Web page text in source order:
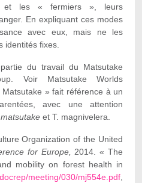
et les « fermiers », leurs
En expliquant ces modes
avec eux, mais ne les
identités fixes.
du travail du Matsutake
Voir Matsutake Worlds
» fait référence à un
avec une attention
et T. magnivelera.
Organization of the United
for Europe,
2014. « The
mobility on forest health in
meeting/030/mj554e.pdf